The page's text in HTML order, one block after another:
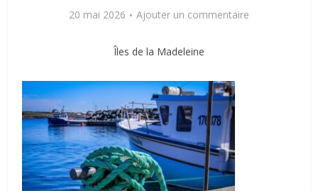
20 mai 2026 Ajouter un commentaire
Îles de la Madeleine